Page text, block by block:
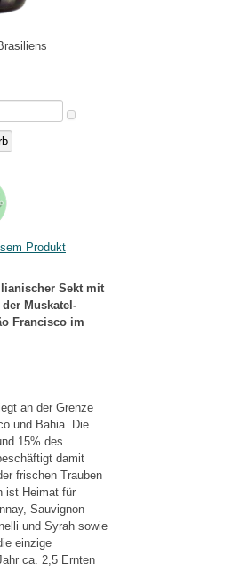
Produkt
Sekt mit
Muskatel-
Francisco im
an der Grenze
und Bahia. Die
15% des
damit
frischen Trauben
ist Heimat für
Sauvignon
und Syrah sowie
einzige
ca. 2,5 Ernten